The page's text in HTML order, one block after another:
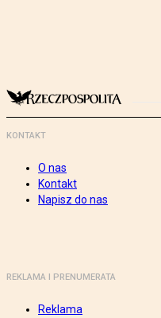
KONTAKT
O nas
Kontakt
Napisz do nas
REKLAMA I PRENUMERATA
Reklama